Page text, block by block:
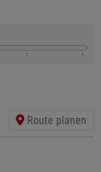
Route planen